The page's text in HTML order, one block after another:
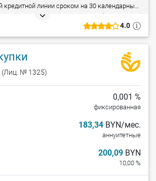
4.0
кредитной линии сроком на 30 календарных
счетами-фактурами
банковские счета субъектов торговли
произведенных в Республике
(Лиц. № 1325)
0,001 %
фиксированная
183,34 BYN/мес.
аннуитетные
200,09 BYN
10,00 %